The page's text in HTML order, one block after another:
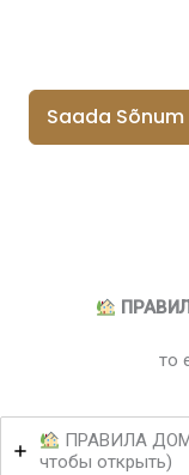
Saada Sõnum
то
ПРАВИЛА
чтобы открыть)